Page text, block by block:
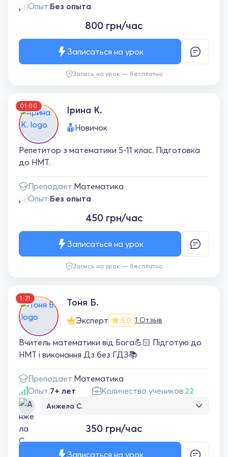
Опыт:Без опыта
800 грн/час
Запись на урок — бесплатно
Записаться на урок
01:00 Ірина К.
Новичок
Репетитор з математики 5-11 клас. Підготовка
до НМТ.
Преподает:Математика
Опыт:Без опыта
450 грн/час
Запись на урок — бесплатно
Записаться на урок
1:21 Тоня Б.
Эксперт 5.0 1 Отзыв
Вчитель математики від Бога💪🏻 Підготую до
НМТ і виконання Дз без ГДЗ📚
Преподает:Математика
Опыт:7+ лет Количество учеников:22
Анжела С.
задоволена. Вчитель добре пояснює. Дуже
350 грн/час
Записаться на урок